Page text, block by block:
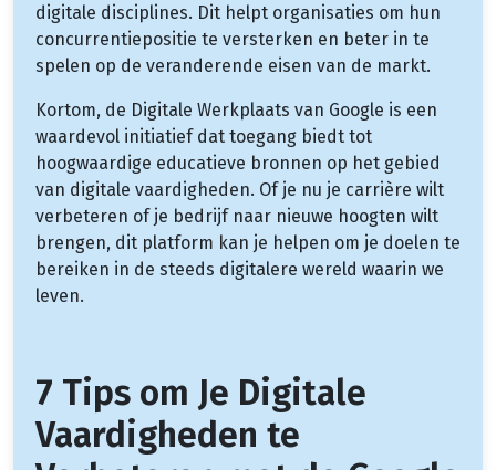
digitale disciplines. Dit helpt organisaties om hun
concurrentiepositie te versterken en beter in te
spelen op de veranderende eisen van de markt.
Kortom, de Digitale Werkplaats van Google is een
waardevol initiatief dat toegang biedt tot
hoogwaardige educatieve bronnen op het gebied
van digitale vaardigheden. Of je nu je carrière wilt
verbeteren of je bedrijf naar nieuwe hoogten wilt
brengen, dit platform kan je helpen om je doelen te
bereiken in de steeds digitalere wereld waarin we
leven.
7 Tips om Je Digitale
Vaardigheden te